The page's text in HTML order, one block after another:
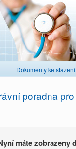
Dokumenty ke stažení
poradna
máte zobrazeny